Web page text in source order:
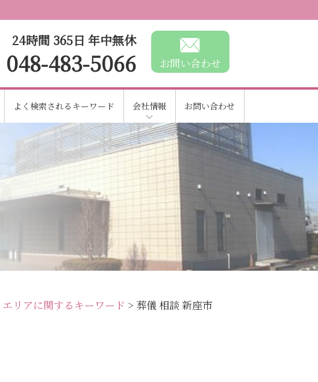
24時間 365日 年中無休
048-483-5066 お問い合わせ
よく検索されるキーワード 会社情報 お問い合わせ
エリアに関するキーワード > 葬儀 相談 新座市